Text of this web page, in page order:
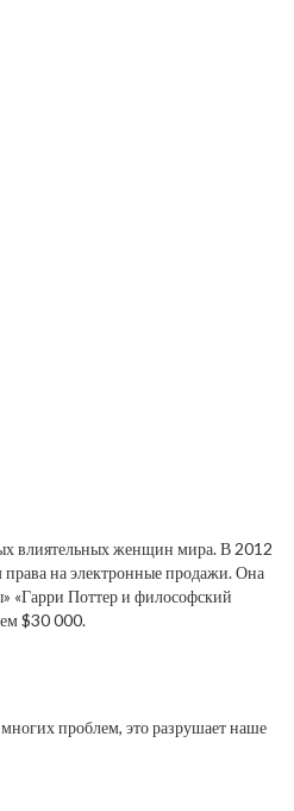
влиятельных женщин мира. В 2012
права на электронные продажи. Она
«Гарри Поттер и философский
$30 000.
проблем, это разрушает наше